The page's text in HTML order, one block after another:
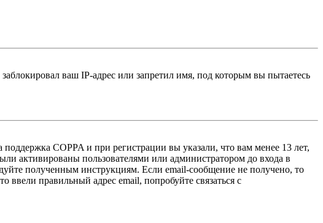
ваш IP-адрес или запретил имя, под которым вы пытаетесь
COPPA и при регистрации вы указали, что вам менее 13 лет,
активированы пользователями или администратором до входа в
полученным инструкциям. Если email-сообщение не получено, то
правильный адрес email, попробуйте связаться с